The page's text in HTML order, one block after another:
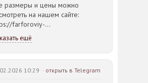
размеры и цены можно
на нашем сайте:
farforoviy-
catalog/brands/Bohemia_JIHLAVA/
ещё
10:29 · открыть в Telegram